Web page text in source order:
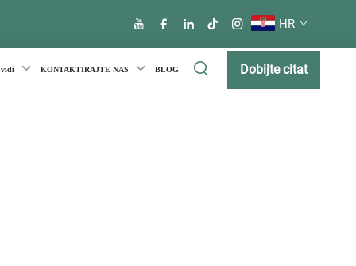
HR
KONTAKTIRAJTE NAS BLOG Dobijte citat